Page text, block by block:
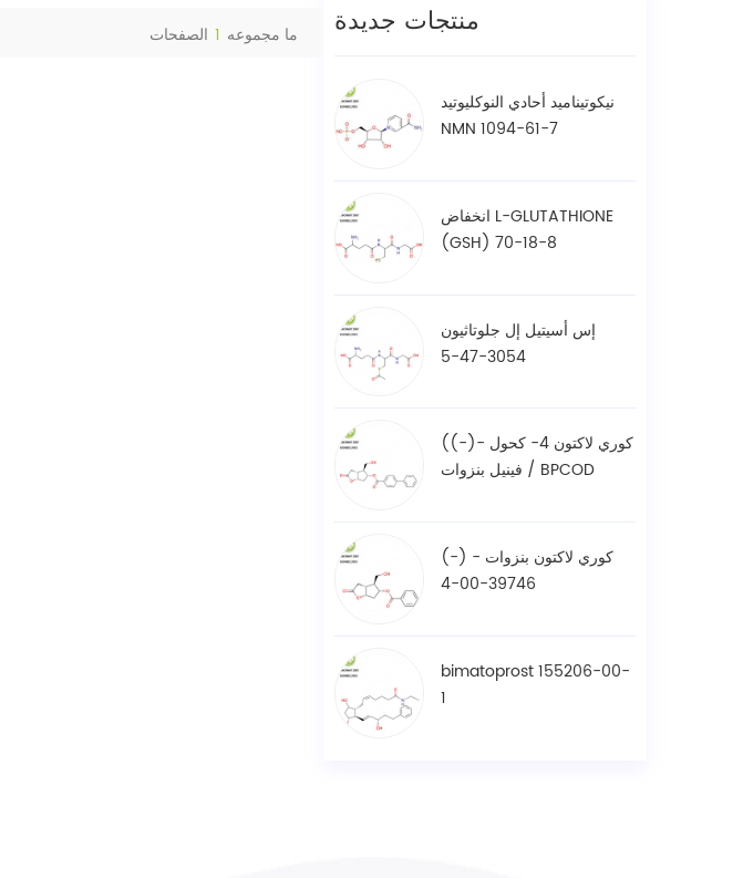
منتجات جديدة
نيكوتيناميد أحادي النوكليوتيد
NMN 1094-61-7
انخفاض L-GLUTATHIONE
(GSH) 70-18-8
إس أسيتيل إل جلوتاثيون
3054-47-5
((-)- كوري لاكتون 4- كحول
فينيل بنزوات / BPCOD
(-) - كوري لاكتون بنزوات
39746-00-4
bimatoprost 155206-00-
1
ما مجموعه 1 الصفحات